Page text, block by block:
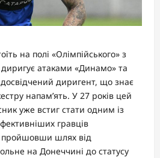
на полі «Олімпійського» з
атаками «Динамо» та
диригент, що знає
напам’ять. У 27 років цей
уже встиг стати одним із
гравців
пройшовши шлях від
на Донеччині до статусу